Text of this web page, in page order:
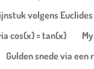
volgens Euclides
cos(x) = tan(x)
Gulden snede via